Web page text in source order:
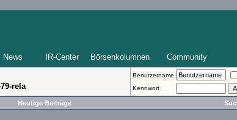
News IR-Center Börsenkolumnen Community
rela
Benutzername
Kennwort
Heutige Beiträge